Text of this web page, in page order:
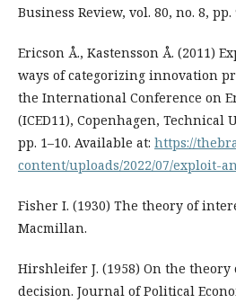
Business Review, vol. 80, no. 8, pp.
Ericson Å., Kastensson Å. (2011)
ways of categorizing innovation
the International Conference on
(ICED11), Copenhagen, Technical
pp. 1–10. Available at: https://
content/uploads/2022/07/exploit-
Fisher I. (1930) The theory of
Macmillan.
Hirshleifer J. (1958) On the
decision. Journal of Political